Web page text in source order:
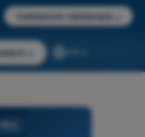
Commencer maintenant